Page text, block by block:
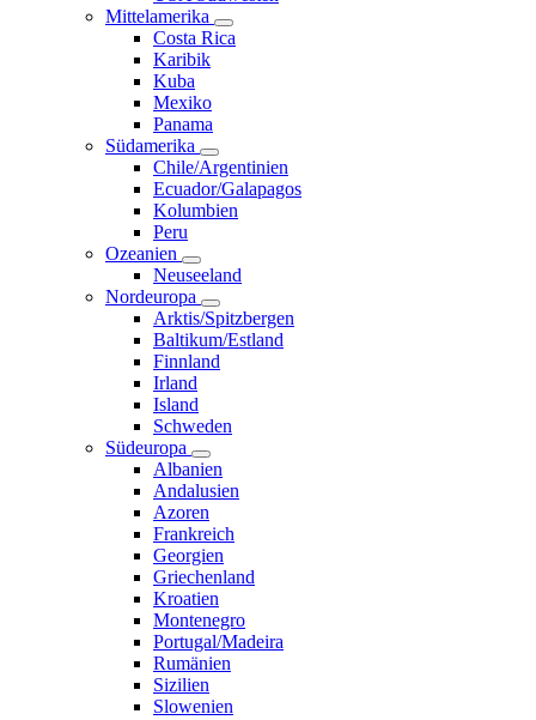
Mittelamerika
Costa Rica
Karibik
Kuba
Mexiko
Panama
Südamerika
Chile/Argentinien
Ecuador/Galapagos
Kolumbien
Peru
Ozeanien
Neuseeland
Nordeuropa
Arktis/Spitzbergen
Baltikum/Estland
Finnland
Irland
Island
Schweden
Südeuropa
Albanien
Andalusien
Azoren
Frankreich
Georgien
Griechenland
Kroatien
Montenegro
Portugal/Madeira
Rumänien
Sizilien
Slowenien